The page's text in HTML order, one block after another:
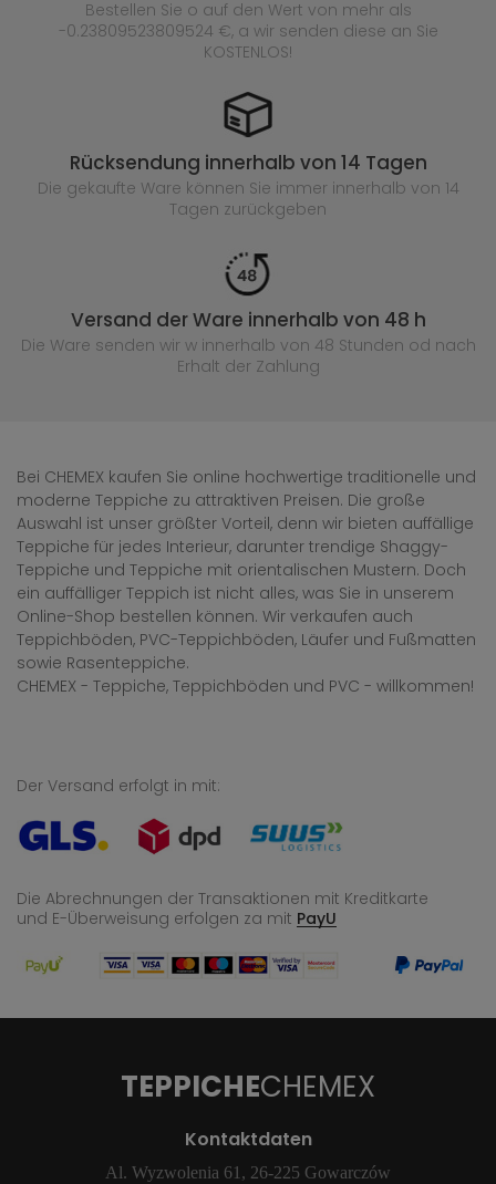
Bestellen Sie o auf den Wert von mehr als
-0.23809523809524 €, a wir senden diese an Sie
KOSTENLOS!
Rücksendung innerhalb von 14 Tagen
Die gekaufte Ware können Sie immer innerhalb von 14
Tagen zurückgeben
Versand der Ware innerhalb von 48 h
Die Ware senden wir w innerhalb von 48 Stunden od nach
Erhalt der Zahlung
Bei CHEMEX kaufen Sie online hochwertige traditionelle und
moderne Teppiche zu attraktiven Preisen. Die große
Auswahl ist unser größter Vorteil, denn wir bieten auffällige
Teppiche für jedes Interieur, darunter trendige Shaggy-
Teppiche und Teppiche mit orientalischen Mustern. Doch
ein auffälliger Teppich ist nicht alles, was Sie in unserem
Online-Shop bestellen können. Wir verkaufen auch
Teppichböden, PVC-Teppichböden, Läufer und Fußmatten
sowie Rasenteppiche.
CHEMEX - Teppiche, Teppichböden und PVC - willkommen!
Der Versand erfolgt in mit:
Die Abrechnungen der Transaktionen mit Kreditkarte
und E-Überweisung erfolgen za mit PayU
TEPPICHECHEMEX
Kontaktdaten
Al. Wyzwolenia 61, 26-225 Gowarczów